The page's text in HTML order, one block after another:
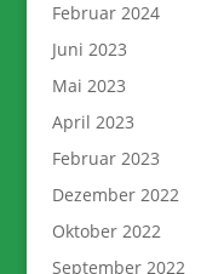
Februar 2024
Juni 2023
Mai 2023
April 2023
Februar 2023
Dezember 2022
Oktober 2022
September 2022